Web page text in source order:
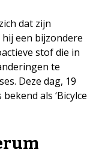
dat zijn
een bijzondere
stof die in
te
Deze dag, 19
als ‘Bicylce